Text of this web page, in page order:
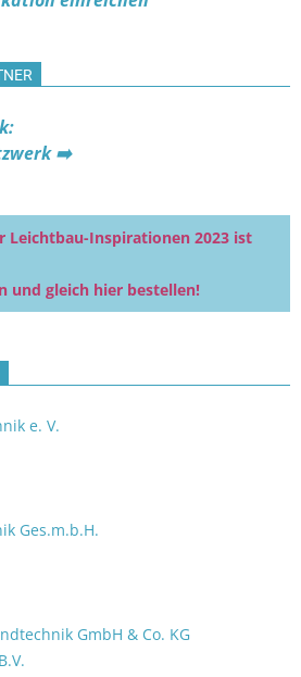
➡️
Leichtbau-Inspirationen 2023 ist
und gleich hier bestellen!
e. V.
Ges.m.b.H.
GmbH & Co. KG